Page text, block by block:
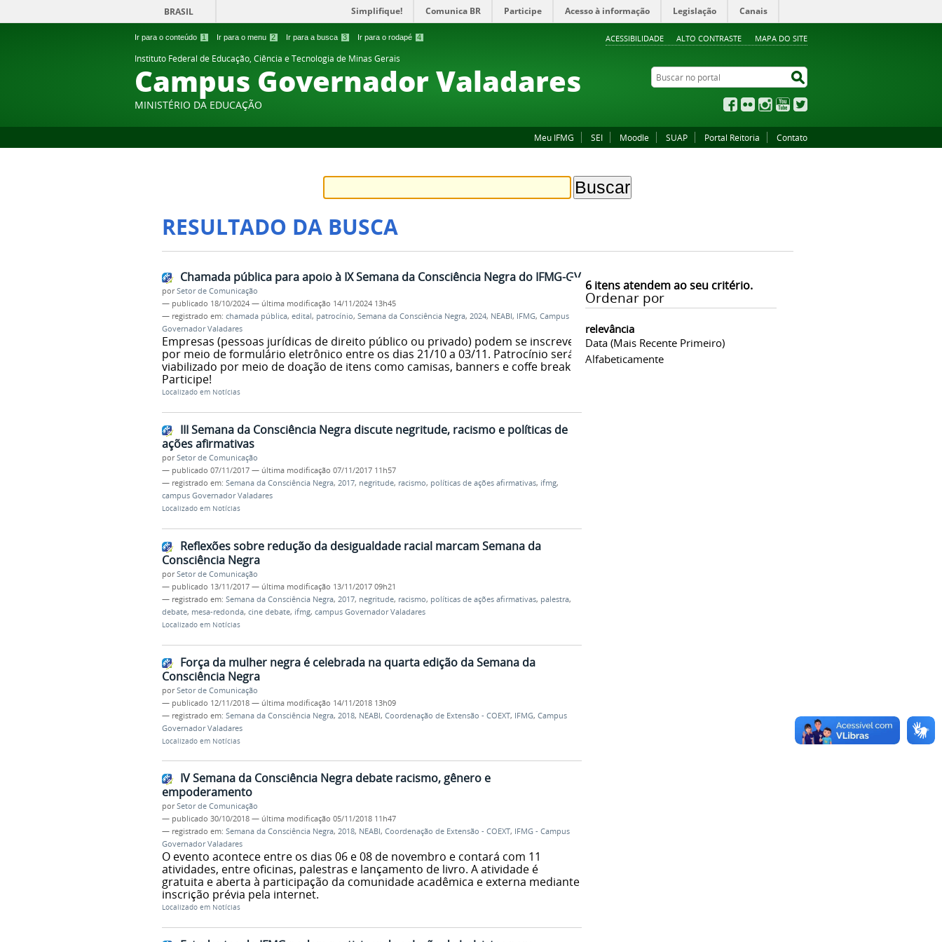
Ir para o conteúdo 1 Ir para o menu 2 Ir para a busca 3 Ir para o rodapé 4 ACESSIBILIDADE ALTO CONTRASTE MAPA DO SITE
BRASIL Simplifique! Comunica BR Participe Acesso à informação Legislação Canais
Instituto Federal de Educação, Ciência e Tecnologia de Minas Gerais
Campus Governador Valadares
MINISTÉRIO DA EDUCAÇÃO
Buscar no portal
Facebook
Flickr InstagramYouTube
Meu IFMG SEI Moodle SUAP Portal Reitoria Contato
RESULTADO DA BUSCA
6itens atendem ao seu critério.
Ordenar por
relevância
Data (mais Recente Primeiro)
Alfabeticamente
Chamada pública para apoio à IX Semana da Consciência Negra do IFMG-GV
porSetor de Comunicação
— publicado 18/10/2024 — última modificação 14/11/2024 13h45
— registrado em: chamada pública, edital, patrocínio, Semana da Consciência Negra, 2024, NEABI, IFMG, Campus
Governador Valadares
Empresas (pessoas jurídicas de direito público ou privado) podem se inscrever
por meio de formulário eletrônico entre os dias 21/10 a 03/11. Patrocínio será
viabilizado por meio de doação de itens como camisas, banners e coffe break.
Participe!
Localizado em Notícias
III Semana da Consciência Negra discute negritude, racismo e políticas de
ações afirmativas
porSetor de Comunicação
— publicado 07/11/2017 — última modificação 07/11/2017 11h57
— registrado em: Semana da Consciência Negra, 2017, negritude, racismo, políticas de ações afirmativas, ifmg,
campus Governador Valadares
Localizado em Notícias
Reflexões sobre redução da desigualdade racial marcam Semana da
Consciência Negra
porSetor de Comunicação
— publicado 13/11/2017 — última modificação 13/11/2017 09h21
— registrado em: Semana da Consciência Negra, 2017, negritude, racismo, políticas de ações afirmativas, palestra,
debate, mesa-redonda, cine debate, ifmg, campus Governador Valadares
Localizado em Notícias
Força da mulher negra é celebrada na quarta edição da Semana da
Consciência Negra
porSetor de Comunicação
— publicado 12/11/2018 — última modificação 14/11/2018 13h09
— registrado em: Semana da Consciência Negra, 2018, NEABI, Coordenação de Extensão - COEXT, IFMG, Campus
Governador Valadares
Localizado em Notícias
IV Semana da Consciência Negra debate racismo, gênero e
empoderamento
porSetor de Comunicação
— publicado 30/10/2018 — última modificação 05/11/2018 11h47
— registrado em: Semana da Consciência Negra, 2018, NEABI, Coordenação de Extensão - COEXT, IFMG - Campus
Governador Valadares
O evento acontece entre os dias 06 e 08 de novembro e contará com 11
atividades, entre oficinas, palestras e lançamento de livro. A atividade é
gratuita e aberta à participação da comunidade acadêmica e externa mediante
inscrição prévia pela internet.
Localizado em Notícias